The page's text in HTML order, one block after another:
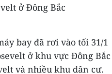
ở Đông Bắc
bay đã rơi vào tối 31/1
ở khu vực Đông Bắc
và nhiều khu dân cư.